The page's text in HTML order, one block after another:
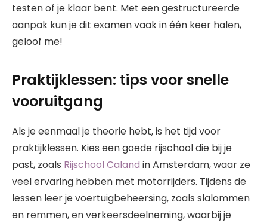
testen of je klaar bent. Met een gestructureerde
aanpak kun je dit examen vaak in één keer halen,
geloof me!
Praktijklessen: tips voor snelle
vooruitgang
Als je eenmaal je theorie hebt, is het tijd voor
praktijklessen. Kies een goede rijschool die bij je
past, zoals Rijschool Caland in Amsterdam, waar ze
veel ervaring hebben met motorrijders. Tijdens de
lessen leer je voertuigbeheersing, zoals slalommen
en remmen, en verkeersdeelneming, waarbij je